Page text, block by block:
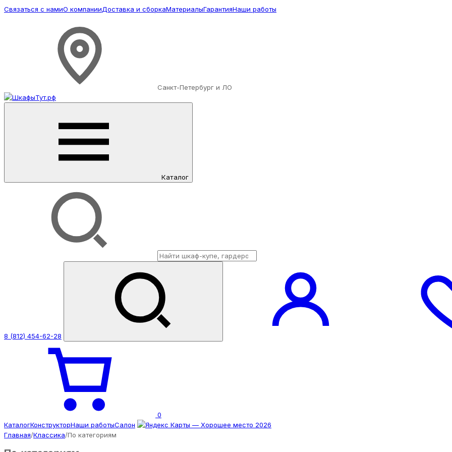
Связаться с намиО компанииДоставка и сборкаМатериалыГарантияНаши работы
Санкт-Петербург и ЛО
Каталог
8 (812) 454-62-28
0
КаталогКонструкторНаши работыСалон
Главная/Классика/По категориям